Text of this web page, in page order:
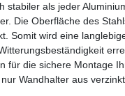
stabiler als jeder
Die Oberfläche des
Somit wird eine
für die sichere Montage
Wandhalter aus